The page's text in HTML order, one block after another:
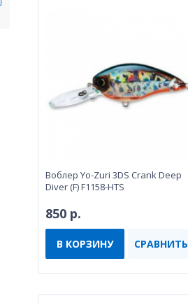
Воблeр Yo-Zuri 3DS Crank Deep
Diver (F) F1158-HTS
850 р.
В КОРЗИНУ СРАВНИТЬ